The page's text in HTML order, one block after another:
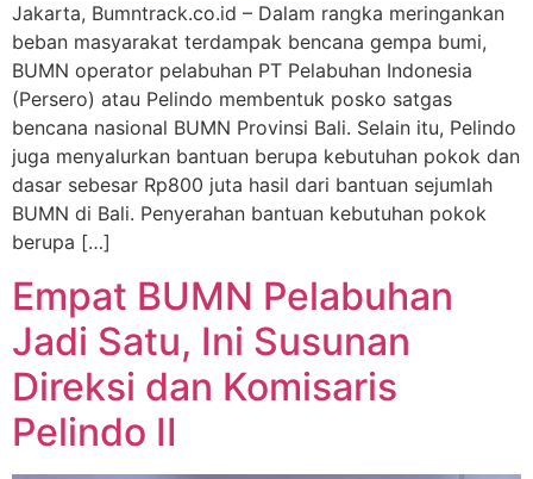
Jakarta, Bumntrack.co.id – Dalam rangka meringankan
beban masyarakat terdampak bencana gempa bumi,
BUMN operator pelabuhan PT Pelabuhan Indonesia
(Persero) atau Pelindo membentuk posko satgas
bencana nasional BUMN Provinsi Bali. Selain itu, Pelindo
juga menyalurkan bantuan berupa kebutuhan pokok dan
dasar sebesar Rp800 juta hasil dari bantuan sejumlah
BUMN di Bali. Penyerahan bantuan kebutuhan pokok
berupa […]
Empat BUMN Pelabuhan
Jadi Satu, Ini Susunan
Direksi dan Komisaris
Pelindo II